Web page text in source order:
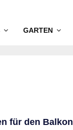
GARTEN
für den Balkon